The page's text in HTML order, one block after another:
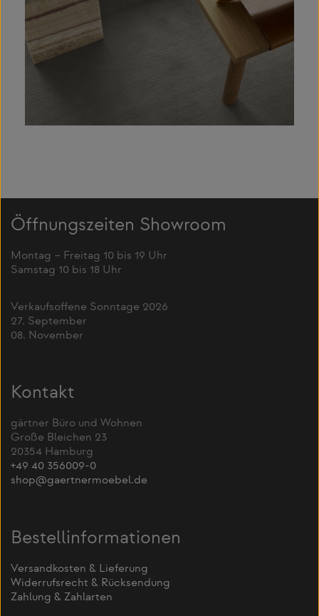
Öffnungszeiten Showroom
Montag – Freitag 10 bis 19 Uhr
Samstag 10 bis 18 Uhr
Verkaufsoffene Sonntage 2026
27. September
08. November
Kontakt
gärtner Büro und Wohnen
Große Bleichen 23
20354 Hamburg
+49 40 356009-0
shop@gaertnermoebel.de
Bestellinformationen
Versandkosten & Lieferung
Widerrufsrecht & Rücksendung
Zahlung & Zahlarten